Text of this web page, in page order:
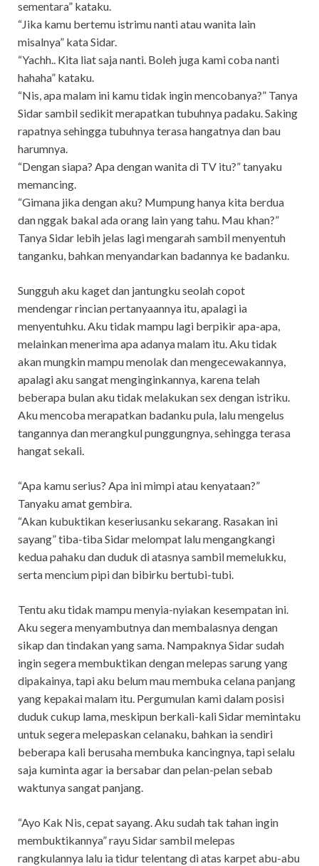
sementara” kataku.
“Jika kamu bertemu istrimu nanti atau wanita lain
misalnya” kata Sidar.
“Yachh.. Kita liat saja nanti. Boleh juga kami coba nanti
hahaha” kataku.
“Nis, apa malam ini kamu tidak ingin mencobanya?” Tanya
Sidar sambil sedikit merapatkan tubuhnya padaku. Saking
rapatnya sehingga tubuhnya terasa hangatnya dan bau
harumnya.
“Dengan siapa? Apa dengan wanita di TV itu?” tanyaku
memancing.
“Gimana jika dengan aku? Mumpung hanya kita berdua
dan nggak bakal ada orang lain yang tahu. Mau khan?”
Tanya Sidar lebih jelas lagi mengarah sambil menyentuh
tanganku, bahkan menyandarkan badannya ke badanku.
Sungguh aku kaget dan jantungku seolah copot
mendengar rincian pertanyaannya itu, apalagi ia
menyentuhku. Aku tidak mampu lagi berpikir apa-apa,
melainkan menerima apa adanya malam itu. Aku tidak
akan mungkin mampu menolak dan mengecewakannya,
apalagi aku sangat menginginkannya, karena telah
beberapa bulan aku tidak melakukan sex dengan istriku.
Aku mencoba merapatkan badanku pula, lalu mengelus
tangannya dan merangkul punggungnya, sehingga terasa
hangat sekali.
“Apa kamu serius? Apa ini mimpi atau kenyataan?”
Tanyaku amat gembira.
“Akan kubuktikan keseriusanku sekarang. Rasakan ini
sayang” tiba-tiba Sidar melompat lalu mengangkangi
kedua pahaku dan duduk di atasnya sambil memelukku,
serta mencium pipi dan bibirku bertubi-tubi.
Tentu aku tidak mampu menyia-nyiakan kesempatan ini.
Aku segera menyambutnya dan membalasnya dengan
sikap dan tindakan yang sama. Nampaknya Sidar sudah
ingin segera membuktikan dengan melepas sarung yang
dipakainya, tapi aku belum mau membuka celana panjang
yang kepakai malam itu. Pergumulan kami dalam posisi
duduk cukup lama, meskipun berkali-kali Sidar memintaku
untuk segera melepaskan celanaku, bahkan ia sendiri
beberapa kali berusaha membuka kancingnya, tapi selalu
saja kuminta agar ia bersabar dan pelan-pelan sebab
waktunya sangat panjang.
“Ayo Kak Nis, cepat sayang. Aku sudah tak tahan ingin
membuktikannya” rayu Sidar sambil melepas
rangkulannya lalu ia tidur telentang di atas karpet abu-abu